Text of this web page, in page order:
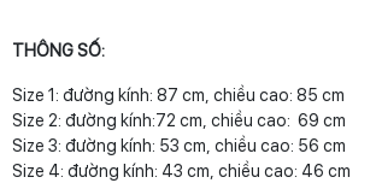
THÔNG SỐ:
Size 1: đường kính: 87 cm, chiều cao: 85 cm
Size 2: đường kính:72 cm, chiều cao: 69 cm
Size 3: đường kính: 53 cm, chiều cao: 56 cm
Size 4: đường kính: 43 cm, chiều cao: 46 cm